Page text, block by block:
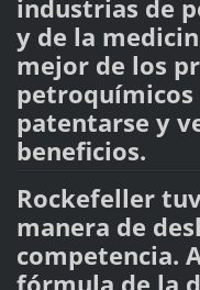
industrias de
y de la
mejor de los
petroquímicos
patentarse y
beneficios.
Rockefeller
manera de
competencia.